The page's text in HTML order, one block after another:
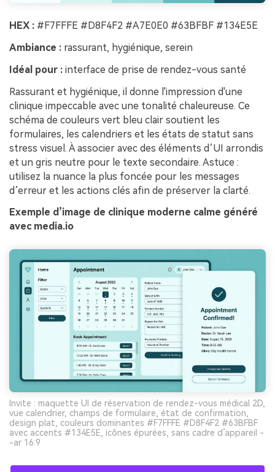
HEX : #F7FFFE #D8F4F2 #A7E0E0 #63BFBF #134E5E
Ambiance : rassurant, hygiénique, serein
Idéal pour : interface de prise de rendez-vous santé
Rassurant et hygiénique, il donne l'impression d'une
clinique impeccable avec une tonalité chaleureuse. Ce
schéma de couleurs vert bleu clair soutient les
formulaires, les calendriers et les états de statut sans
stress visuel. À associer avec des éléments d’UI arrondis
et un gris neutre pour le texte secondaire. Astuce :
utilisez la nuance la plus foncée pour les messages
d’erreur et les actions clés afin de préserver la clarté.
Exemple d’image de clinique moderne calme généré
avec media.io
Invite : maquette UI de réservation de rendez-vous médical 2D,
vue calendrier, champs de formulaire, état de confirmation,
design plat, couleurs dominantes #F7FFFE #D8F4F2 #63BFBF
avec accents #134E5E, icônes épurées, sans cadre d’appareil -
-ar 16:9